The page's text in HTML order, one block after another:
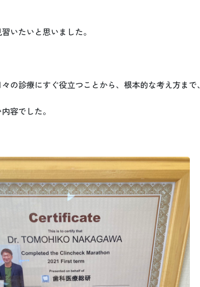
いたいと思いました。
の診療にすぐ役立つことから、根本的な考え方まで、
容でした。